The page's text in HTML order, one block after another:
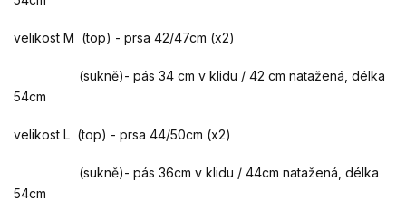
velikost M (top) - prsa 42/47cm (x2)
(sukně)- pás 34 cm v klidu / 42 cm natažená, délka
54cm
velikost L (top) - prsa 44/50cm (x2)
(sukně)- pás 36cm v klidu / 44cm natažená, délka
54cm